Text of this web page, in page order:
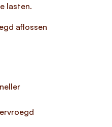
lasten.
aflossen